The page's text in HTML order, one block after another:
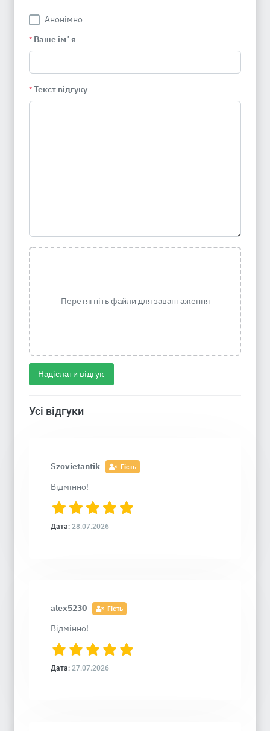
Анонімно
* Ваше імʼя
* Текст відгуку
Перетягніть файли для завантаження
Надіслати відгук
Усі відгуки
Szovietantik Гість
Відмінно!
Дата: 28.07.2026
alex5230 Гість
Відмінно!
Дата: 27.07.2026